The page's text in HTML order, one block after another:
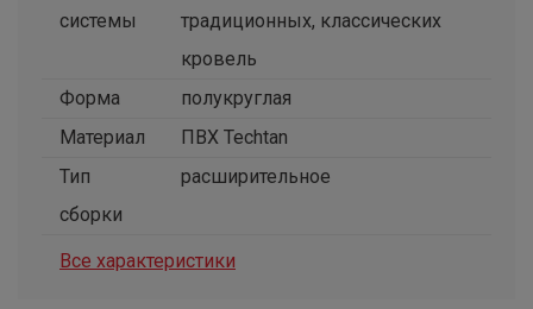
системы
традиционных, классических
кровель
Форма
полукруглая
Материал
ПВХ Techtan
Тип
сборки
расширительное
Все характеристики